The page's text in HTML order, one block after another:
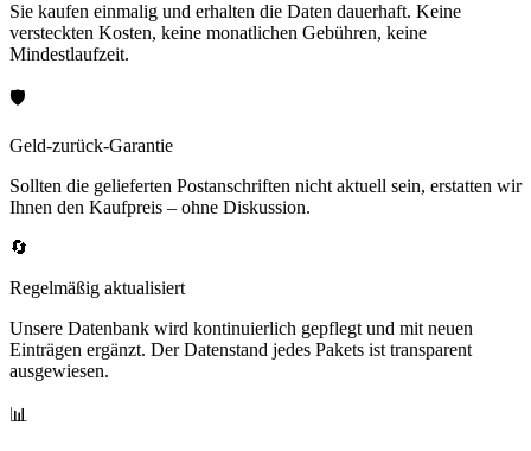
Sie kaufen einmalig und erhalten die Daten dauerhaft. Keine
versteckten Kosten, keine monatlichen Gebühren, keine
Mindestlaufzeit.
🛡️
Geld-zurück-Garantie
Sollten die gelieferten Postanschriften nicht aktuell sein, erstatten wir
Ihnen den Kaufpreis – ohne Diskussion.
🔄
Regelmäßig aktualisiert
Unsere Datenbank wird kontinuierlich gepflegt und mit neuen
Einträgen ergänzt. Der Datenstand jedes Pakets ist transparent
ausgewiesen.
📊